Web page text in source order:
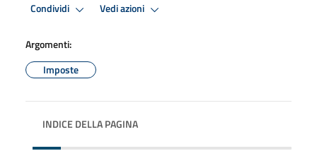
Condividi Vedi azioni
Argomenti:
Imposte
INDICE DELLA PAGINA